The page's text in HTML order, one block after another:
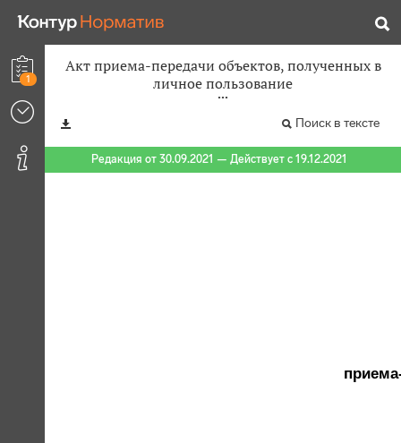
1
Акт приема-передачи объектов, полученных в
личное пользование
Поиск в тексте
Редакция от 30.09.2021 — Действует с 19.12.2021